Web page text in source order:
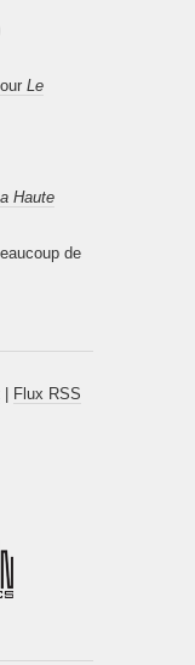
Le
Haute
de
| Flux RSS